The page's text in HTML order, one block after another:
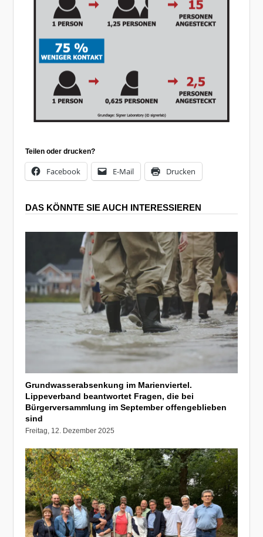
Teilen oder drucken?
Facebook E-Mail Drucken
DAS KÖNNTE SIE AUCH INTERESSIEREN
Grundwasserabsenkung im Marienviertel.
Lippeverband beantwortet Fragen, die bei
Bürgerversammlung im September offengeblieben
sind
Freitag, 12. Dezember 2025